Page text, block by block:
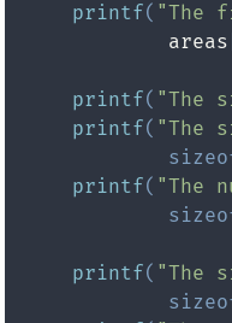
printf( "The
            areas
printf( "The
printf( "The
printf( "The
printf( "The